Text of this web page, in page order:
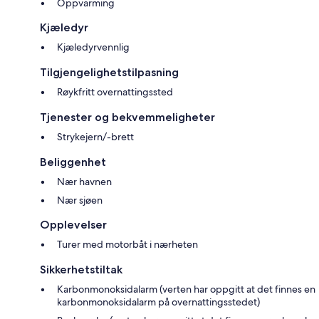
Oppvarming
Kjæledyr
Kjæledyrvennlig
Tilgjengelighetstilpasning
Røykfritt overnattingssted
Tjenester og bekvemmeligheter
Strykejern/-brett
Beliggenhet
Nær havnen
Nær sjøen
Opplevelser
Turer med motorbåt i nærheten
Sikkerhetstiltak
Karbonmonoksidalarm (verten har oppgitt at det finnes en
karbonmonoksidalarm på overnattingsstedet)